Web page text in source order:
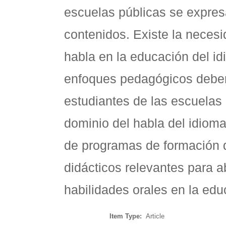
escuelas públicas se
contenidos. Existe la
habla en la educación del
enfoques pedagógicos
estudiantes de las
dominio del habla del
de programas de
didácticos relevantes para
habilidades orales en la
Item Type: Article